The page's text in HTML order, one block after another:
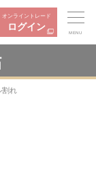
オンライントレード
ログイン
MENU
割れ